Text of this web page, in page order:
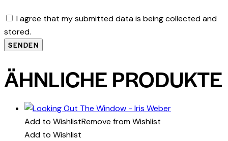
I agree that my submitted data is being collected and
stored.
ÄHNLICHE PRODUKTE
Add to WishlistRemove from Wishlist
Add to Wishlist